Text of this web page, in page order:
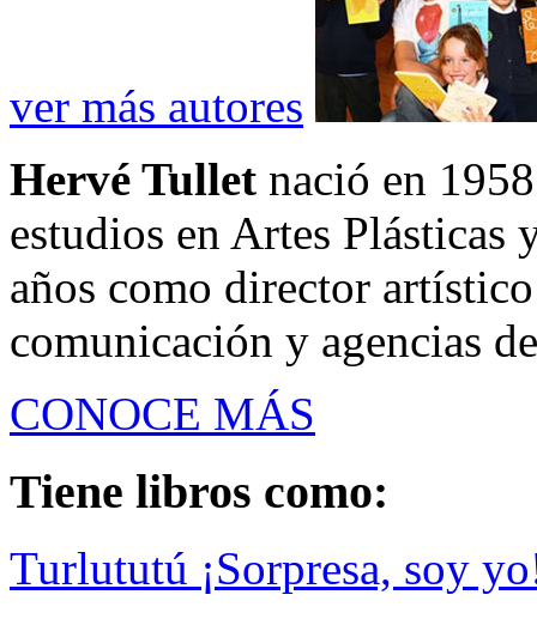
ver más autores
Hervé Tullet nació en
estudios en Artes Plásticas
años como director
comunicación y agencias
CONOCE MÁS
Tiene libros como:
Turlututú ¡Sorpresa, soy